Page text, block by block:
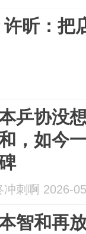
昕：把
乒协没
，如今
冲刺啊 2026-
智和再